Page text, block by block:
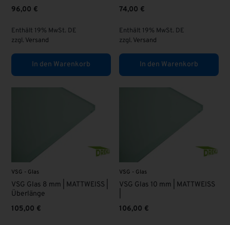
96,00 €
Enthält 19% MwSt. DE
zzgl. Versand
In den Warenkorb
74,00 €
Enthält 19% MwSt. DE
zzgl. Versand
In den Warenkorb
VSG - Glas
VSG Glas 8 mm | MATTWEISS |
Überlänge
105,00 €
VSG - Glas
VSG Glas 10 mm | MATTWEISS
106,00 €